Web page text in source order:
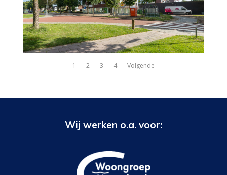
1 2 3 4 Volgende
Wij werken o.a. voor: